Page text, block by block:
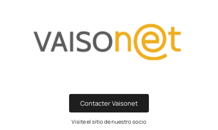
Contacter Vaisonet
Visite el sitio de nuestro socio